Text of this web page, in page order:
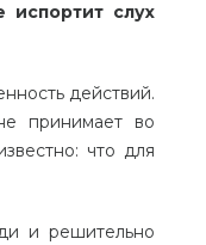
испортит слух
действий.
принимает во
что для
и решительно